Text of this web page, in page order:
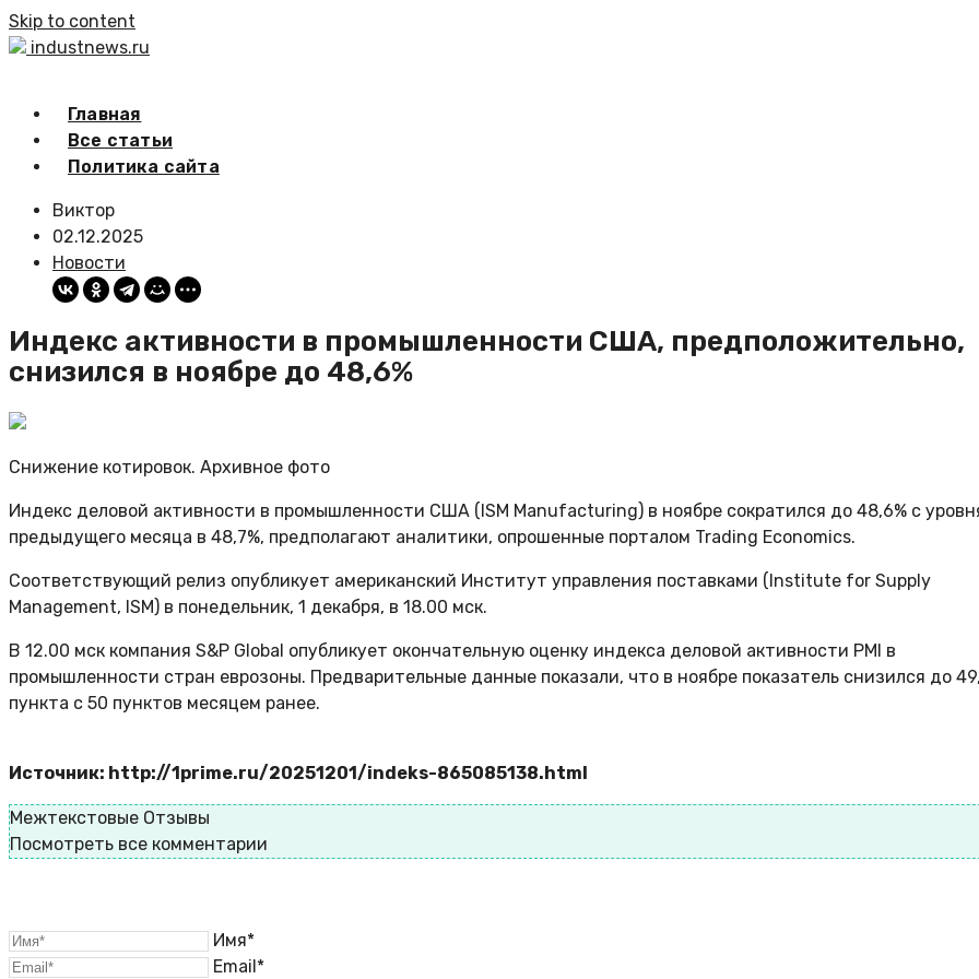
Skip to content
industnews.ru
Главная
Все статьи
Политика сайта
Виктор
02.12.2025
Новости
Индекс активности в промышленности США, предположительно,
снизился в ноябре до 48,6%
Снижение котировок. Архивное фото
Индекс деловой активности в промышленности США (ISM Manufacturing) в ноябре сократился до 48,6% с
предыдущего месяца в 48,7%, предполагают аналитики, опрошенные порталом Trading Economics.
Соответствующий релиз опубликует американский Институт управления поставками (Institute for Supply
Management, ISM) в понедельник, 1 декабря, в 18.00 мск.
В 12.00 мск компания S&P Global опубликует окончательную оценку индекса деловой активности PMI в
промышленности стран еврозоны. Предварительные данные показали, что в ноябре показатель снизился до
пункта с 50 пунктов месяцем ранее.
Источник: http://1prime.ru/20251201/indeks-865085138.html
Межтекстовые Отзывы
Посмотреть все комментарии
Имя*
Email*